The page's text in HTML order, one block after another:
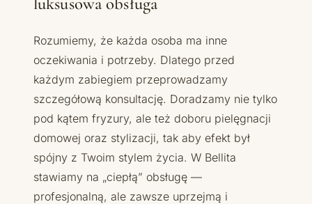
Rozumiemy, że każda osoba ma inne
oczekiwania i potrzeby. Dlatego przed
każdym zabiegiem przeprowadzamy
szczegółową konsultację. Doradzamy nie tylko
pod kątem fryzury, ale też doboru pielęgnacji
domowej oraz stylizacji, tak aby efekt był
spójny z Twoim stylem życia. W Bellita
stawiamy na „ciepłą” obsługę —
profesjonalną, ale zawsze uprzejmą i